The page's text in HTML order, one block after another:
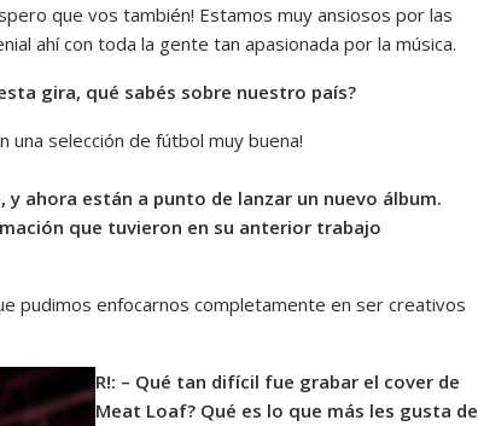
que vos también! Estamos muy ansiosos por las
ahí con toda la gente tan apasionada por la música.
gira, qué sabés sobre nuestro país?
selección de fútbol muy buena!
y ahora están a punto de lanzar un nuevo álbum.
que tuvieron en su anterior trabajo
pudimos enfocarnos completamente en ser creativos
R!: – Qué tan difícil fue grabar el cover de
Meat Loaf? Qué es lo que más les gusta de